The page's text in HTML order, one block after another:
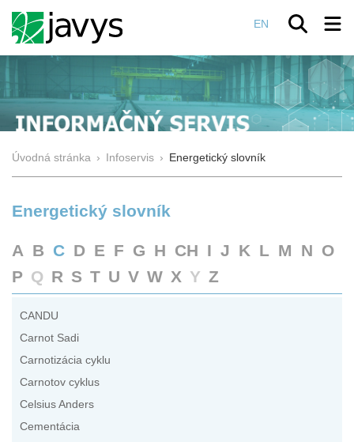
EN
Úvodná stránka › Infoservis › Energetický slovník
Energetický slovník
A B C D E F G H CH I J K L M N O
P Q R S T U V W X Y Z
CANDU
Carnot Sadi
Carnotizácia cyklu
Carnotov cyklus
Celsius Anders
Cementácia